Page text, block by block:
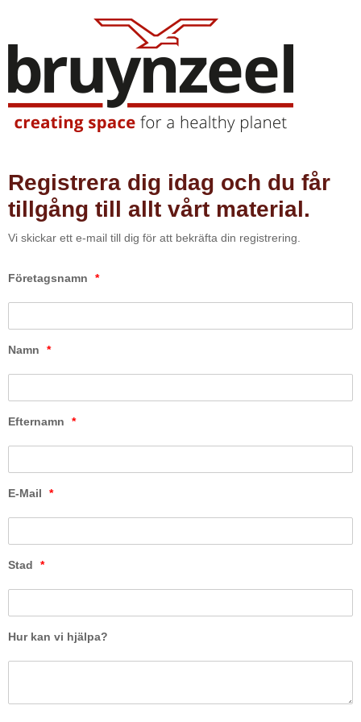
Registrera dig idag och du får
tillgång till allt vårt material.
Vi skickar ett e-mail till dig för att bekräfta din registrering.
Företagsnamn *
Namn *
Efternamn *
E-Mail *
Stad *
Hur kan vi hjälpa?